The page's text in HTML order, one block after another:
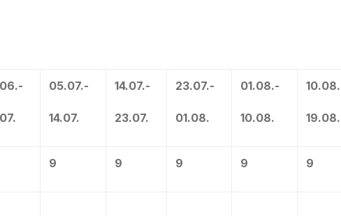
05.07.-
14.07.
14.07.-
23.07.
23.07.-
01.08.
01.08.-
10.08. 19.08.
9 9 9 9 9